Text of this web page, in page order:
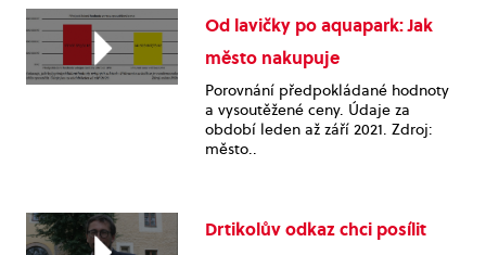
Od lavičky po aquapark: Jak
město nakupuje
Porovnání předpokládané hodnoty
a vysoutěžené ceny. Údaje za
období leden až září 2021. Zdroj:
město..
Drtikolův odkaz chci posílit